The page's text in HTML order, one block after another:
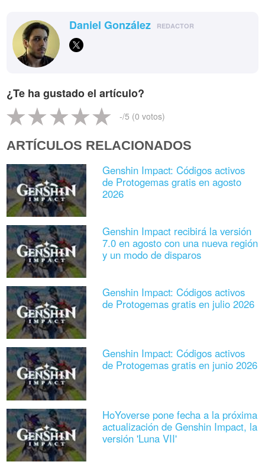
Daniel González REDACTOR
¿Te ha gustado el artículo?
-/5 (0 votos)
ARTÍCULOS RELACIONADOS
Genshin Impact: Códigos activos
de Protogemas gratis en agosto
2026
Genshin Impact recibirá la versión
7.0 en agosto con una nueva región
y un modo de disparos
Genshin Impact: Códigos activos
de Protogemas gratis en julio 2026
Genshin Impact: Códigos activos
de Protogemas gratis en junio 2026
HoYoverse pone fecha a la próxima
actualización de Genshin Impact, la
versión 'Luna VII'